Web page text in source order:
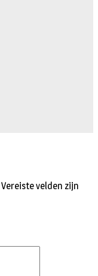
Vereiste velden zijn